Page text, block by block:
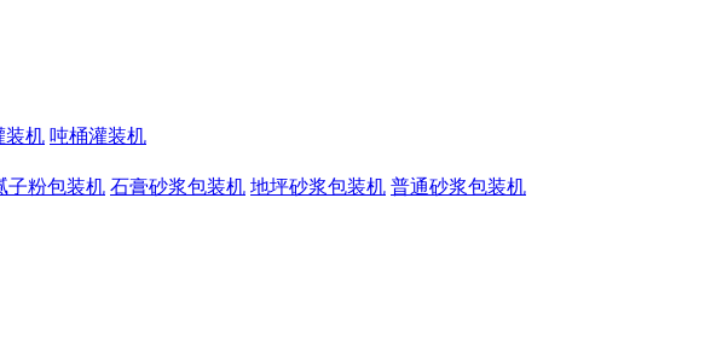
装机 吨桶灌装机
子粉包装机 石膏砂浆包装机 地坪砂浆包装机 普通砂浆包装机